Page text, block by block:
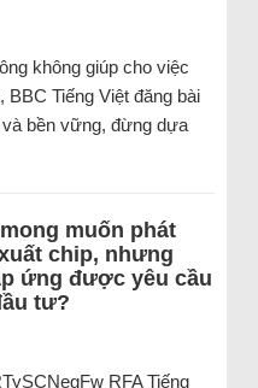
không giúp cho việc
BBC Tiếng Việt đăng bài
và bền vững, đừng dựa
muốn phát
chip, nhưng
ứng được yêu cầu
tư?
RFA Tiếng